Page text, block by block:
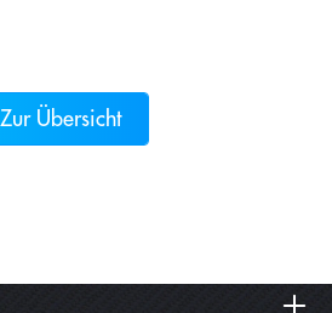
Zur Übersicht